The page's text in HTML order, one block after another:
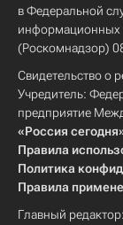
в Федеральной
информационных
(Роскомнадзор)
Свидетельство о
Учредитель:
предприятие
«Россия
Правила
Политика
Правила
Главный редактор: